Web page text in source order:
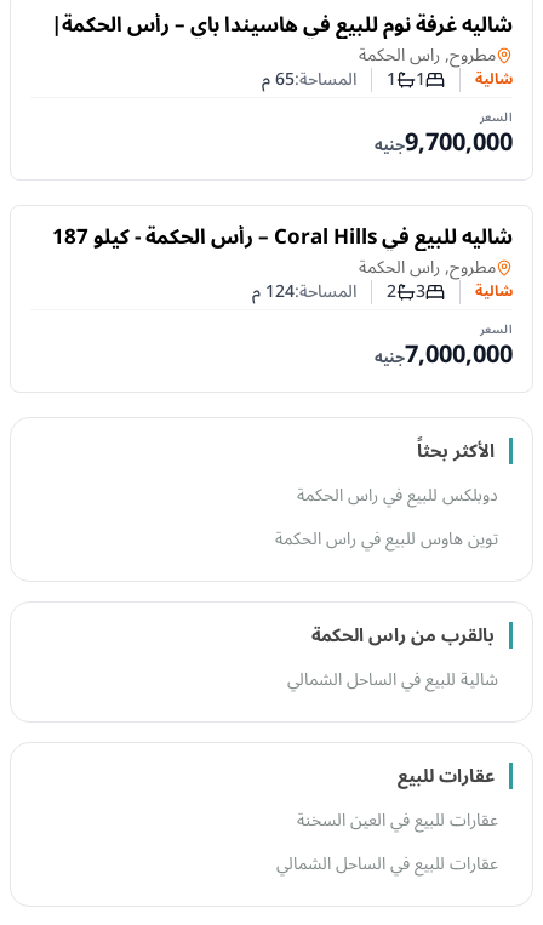
للبيع
شاليه غرفة نوم للبيع في هاسيندا باي – رأس الحكمة|
قسيط حتى 6 سنوات
شاليةفي
مطروح, راس الحكمة
شالية عدد غرف النوم
1عدد الحمامات
1 المساحة:65م
السعر
9,700,000جنيه
للبيع
شاليه للبيع في Coral Hills – رأس الحكمة - كيلو 187
شاليةفي
مطروح, راس الحكمة
شالية عدد غرف النوم
3عدد الحمامات
2 المساحة:124م
السعر
7,000,000جنيه
الأكثر بحثاً
دوبلكس للبيع في راس الحكمة
توين هاوس للبيع في راس الحكمة
بالقرب من راس الحكمة
شالية للبيع في الساحل الشمالي
عقارات للبيع
عقارات للبيع في العين السخنة
عقارات للبيع في الساحل الشمالي